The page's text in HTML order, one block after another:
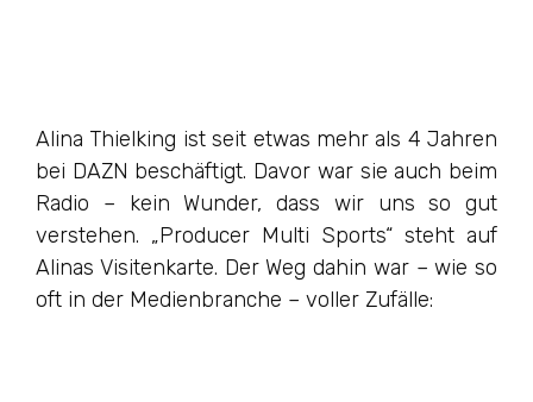
Alina Thielking ist seit etwas mehr als 4 Jahren
bei DAZN beschäftigt. Davor war sie auch beim
Radio – kein Wunder, dass wir uns so gut
verstehen. „Producer Multi Sports“ steht auf
Alinas Visitenkarte. Der Weg dahin war – wie so
oft in der Medienbranche – voller Zufälle: